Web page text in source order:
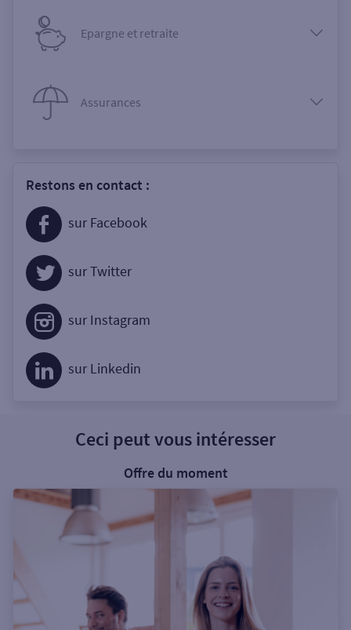
Epargne et retraite
Assurances
Restons en contact :
sur Facebook
sur Twitter
sur Instagram
sur Linkedin
Ceci peut vous intéresser
Offre du moment